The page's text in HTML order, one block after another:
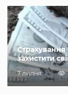
захистити
7 липня